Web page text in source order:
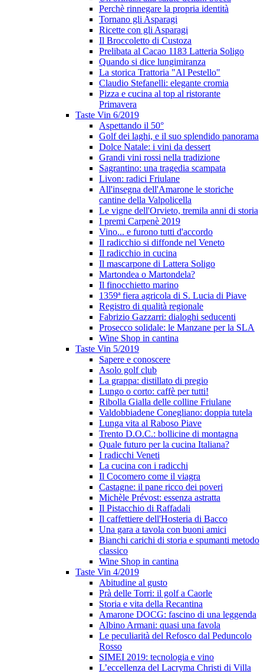
Perchè rinnegare la propria identità
Tornano gli Asparagi
Ricette con gli Asparagi
Il Broccoletto di Custoza
Prelibata al Cacao 1183 Latteria Soligo
Quando si dice lungimiranza
La storica Trattoria "Al Pestello"
Claudio Stefanelli: elegante cromia
Pizza e cucina al top al ristorante
Primavera
Taste Vin 6/2019
Aspettando il 50°
Golf dei laghi, e il suo splendido panorama
Dolce Natale: i vini da dessert
Grandi vini rossi nella tradizione
Sagrantino: una tragedia scampata
Livon: radici Friulane
All'insegna dell'Amarone le storiche
cantine della Valpolicella
Le vigne dell'Orvieto, tremila anni di storia
I premi Carpenè 2019
Vino... e furono tutti d'accordo
Il radicchio si diffonde nel Veneto
Il radicchio in cucina
Il mascarpone di Lattera Soligo
Martondea o Martondela?
Il finocchietto marino
1359ª fiera agricola di S. Lucia di Piave
Registro di qualità regionale
Fabrizio Gazzarri: dialoghi seducenti
Prosecco solidale: le Manzane per la SLA
Wine Shop in cantina
Taste Vin 5/2019
Sapere e conoscere
Asolo golf club
La grappa: distillato di pregio
Lungo o corto: caffè per tutti!
Ribolla Gialla delle colline Friulane
Valdobbiadene Conegliano: doppia tutela
Lunga vita al Raboso Piave
Trento D.O.C.: bollicine di montagna
Quale futuro per la cucina Italiana?
I radicchi Veneti
La cucina con i radicchi
Il Cocomero come il viagra
Castagne: il pane ricco dei poveri
Michèle Prévost: essenza astratta
Il Pistacchio di Raffadali
Il caffettiere dell'Hosteria di Bacco
Una gara a tavola con buoni amici
Bianchi carichi di storia e spumanti metodo
classico
Wine Shop in cantina
Taste Vin 4/2019
Abitudine al gusto
Prà delle Torri: il golf a Caorle
Storia e vita della Recantina
Amarone DOCG: fascino di una leggenda
Albino Armani: quasi una favola
Le peculiarità del Refosco dal Peduncolo
Rosso
SIMEI 2019: tecnologia e vino
L’eccellenza del Lacryma Christi di Villa